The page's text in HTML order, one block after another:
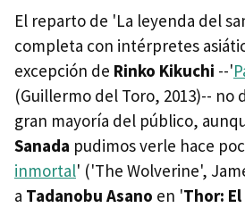
El reparto de 'La leyenda del
completa con intérpretes
excepción de Rinko Kikuchi --'
(Guillermo del Toro, 2013)-- no
gran mayoría del público,
Sanada pudimos verle hace
inmortal' ('The Wolverine',
a Tadanobu Asano en 'Thor: